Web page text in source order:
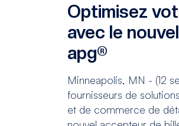
Optimisez
avec le
apg®
Minneapolis, MN - (12
fournisseurs de
et de commerce de